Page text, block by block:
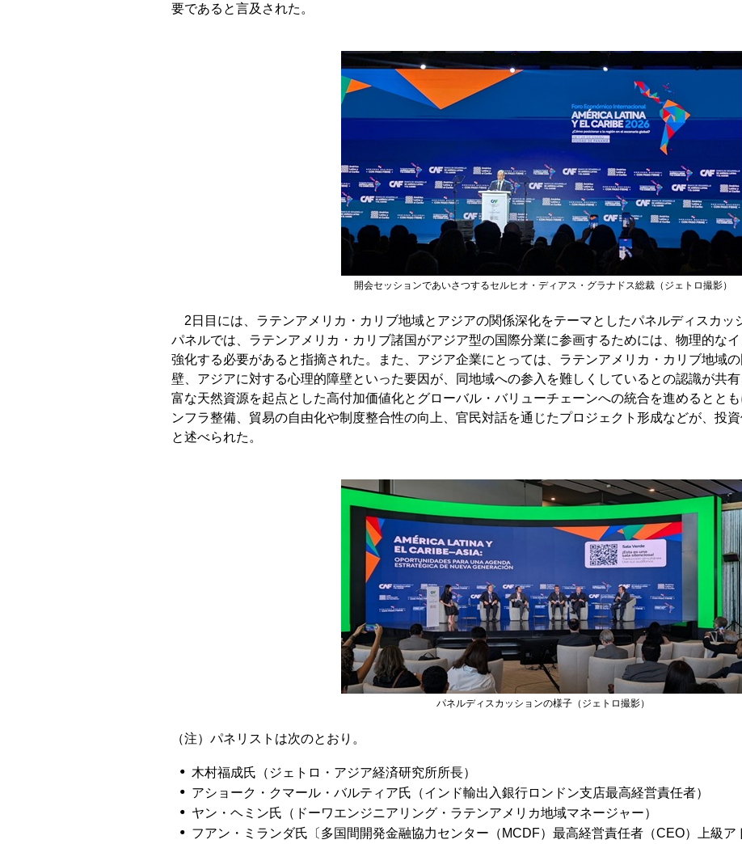
要であると言及された。
開会セッションであいさつするセルヒオ・ディアス・グラナドス総裁（ジェトロ撮影）
2日目には、ラテンアメリカ・カリブ地域とアジアの関係深化をテーマとしたパネルディスカッ
パネルでは、ラテンアメリカ・カリブ諸国がアジア型の国際分業に参画するためには、物理的な
強化する必要があると指摘された。また、アジア企業にとっては、ラテンアメリカ・カリブ地域
壁、アジアに対する心理的障壁といった要因が、同地域への参入を難しくしているとの認識が共
富な天然資源を起点とした高付加価値化とグローバル・バリューチェーンへの統合を進めるとと
ンフラ整備、貿易の自由化や制度整合性の向上、官民対話を通じたプロジェクト形成などが、投
と述べられた。
パネルディスカッションの様子（ジェトロ撮影）
（注）パネリストは次のとおり。
木村福成氏（ジェトロ・アジア経済研究所所長）
アショーク・クマール・バルティア氏（インド輸出入銀行ロンドン支店最高経営責任者）
ヤン・ヘミン氏（ドーワエンジニアリング・ラテンアメリカ地域マネージャー）
フアン・ミランダ氏〔多国間開発金融協力センター（MCDF）最高経営責任者（CEO）上級ア